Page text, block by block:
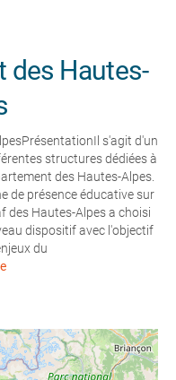
des Hautes-
s'agit d'un
structures dédiées à
des Hautes-Alpes.
de présence éducative sur
des Hautes-Alpes a choisi
dispositif avec l'objectif
du